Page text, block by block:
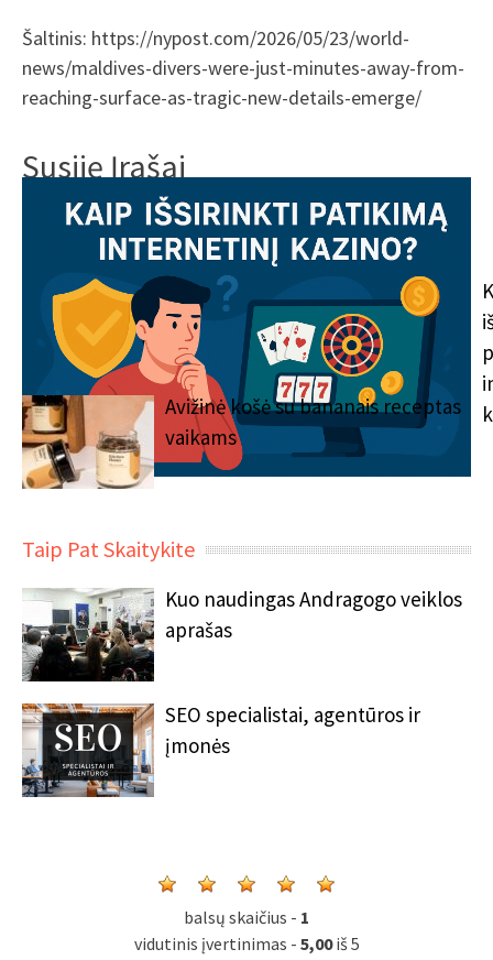
Šaltinis: https://nypost.com/2026/05/23/world-
news/maldives-divers-were-just-minutes-away-from-
reaching-surface-as-tragic-new-details-emerge/
Susiję Įrašai
Avižinė košė su bananais receptas
vaikams
Taip Pat Skaitykite
Kuo naudingas Andragogo veiklos
aprašas
SEO specialistai, agentūros ir
įmonės
balsų skaičius - 1
vidutinis įvertinimas - 5,00iš 5